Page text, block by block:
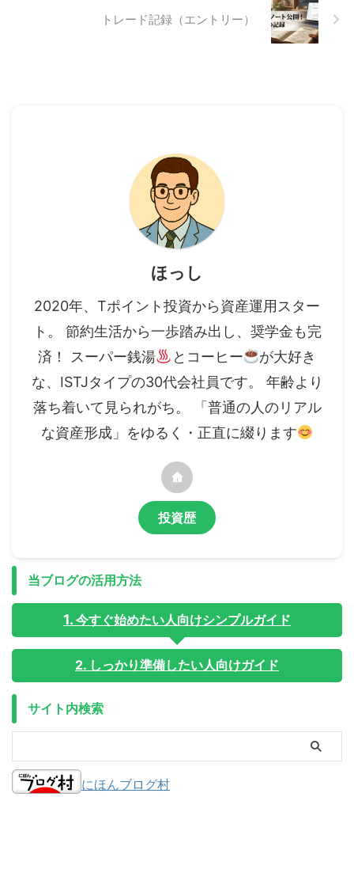
トレード記録（エントリー）
ほっし
2020年、Tポイント投資から資産運用スター
ト。 節約生活から一歩踏み出し、奨学金も完
済！ スーパー銭湯
とコーヒー
が大好き
な、ISTJタイプの30代会社員です。 年齢より
落ち着いて見られがち。 「普通の人のリアル
な資産形成」をゆるく・正直に綴ります
投資歴
当ブログの活用方法
今すぐ始めたい人向けシンプルガイド
2. しっかり準備したい人向けガイド
サイト内検索
にほんブログ村